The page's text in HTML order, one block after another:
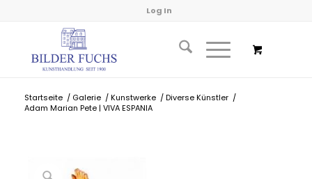
Log In
Startseite / Galerie / Kunstwerke / Diverse Künstler /
Adam Marian Pete | VIVA ESPANIA